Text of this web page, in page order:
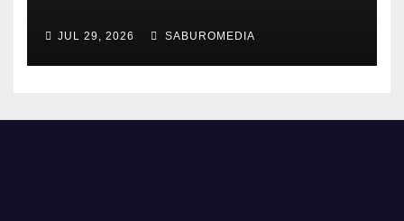
JUL 29, 2026 SABUROMEDIA